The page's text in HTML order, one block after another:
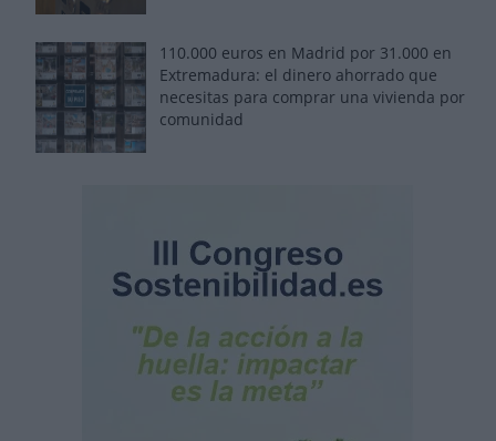
110.000 euros en Madrid por 31.000 en
Extremadura: el dinero ahorrado que
necesitas para comprar una vivienda por
comunidad